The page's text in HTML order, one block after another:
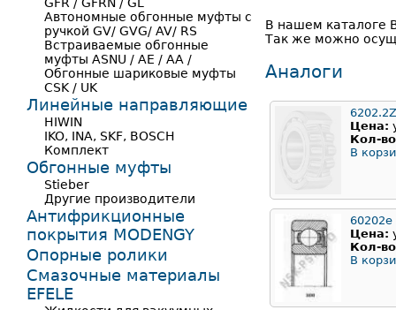
В нашем каталоге
Так же можно
Аналоги
6202.2Z
Цена:
Кол-
В
60202е
Цена:
Кол-
В
Автономные обгонные муфты с
ручкой GV/ GVG/ AV/ RS
Встраиваемые обгонные
муфты ASNU / AE / AA /
Обгонные шариковые муфты
CSK / UK
Линейные направляющие
HIWIN
IKO, INA, SKF, BOSCH
Комплект
Обгонные муфты
Stieber
Другие производители
Антифрикционные
покрытия MODENGY
Опорные ролики
Смазочные материалы
EFELE